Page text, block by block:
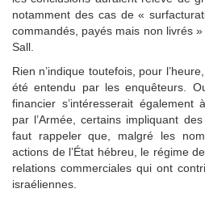
notamment des cas de «
commandés, payés mais non livrés
Sall.
Rien n’indique toutefois, pour
été entendu par les enquêteurs.
financier s’intéresserait également
par l’Armée, certains impliquant
faut rappeler que, malgré les
actions de l’État hébreu, le régime
relations commerciales qui ont
israéliennes.